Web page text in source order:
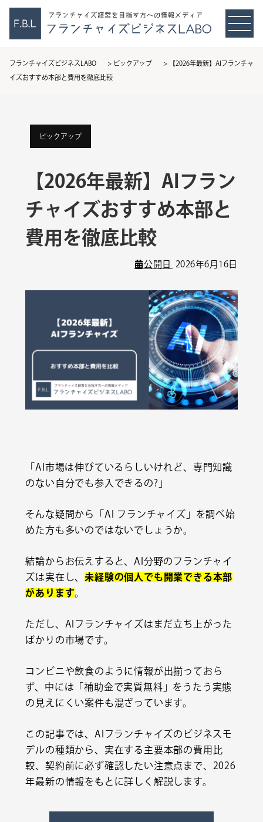
フランチャイズビジネスLABO > ピックアップ > 【2026年最新】AIフランチャ
イズおすすめ本部と費用を徹底比較
ピックアップ
【2026年最新】AIフラン
チャイズおすすめ本部と
費用を徹底比較
公開日 2026年6月16日
「AI市場は伸びているらしいけれど、専門知識
のない自分でも参入できるの?」
そんな疑問から「AI フランチャイズ」を調べ始
めた方も多いのではないでしょうか。
結論からお伝えすると、AI分野のフランチャイ
ズは実在し、未経験の個人でも開業できる本部
があります。
ただし、AIフランチャイズはまだ立ち上がった
ばかりの市場です。
コンビニや飲食のように情報が出揃っておら
ず、中には「補助金で実質無料」をうたう実態
の見えにくい案件も混ざっています。
この記事では、AIフランチャイズのビジネスモ
デルの種類から、実在する主要本部の費用比
較、契約前に必ず確認したい注意点まで、2026
年最新の情報をもとに詳しく解説します。